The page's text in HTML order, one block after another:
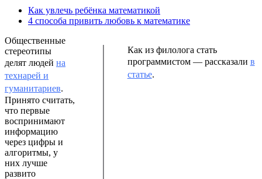
Как увлечь ребёнка математикой
4 способа привить любовь к математике
Общественные
стереотипы
делят людей на
технарей и
гуманитариев.
Принято считать,
что первые
воспринимают
информацию
через цифры и
алгоритмы, у
них лучше
развито
Как из филолога стать
программистом — рассказали в
статье.